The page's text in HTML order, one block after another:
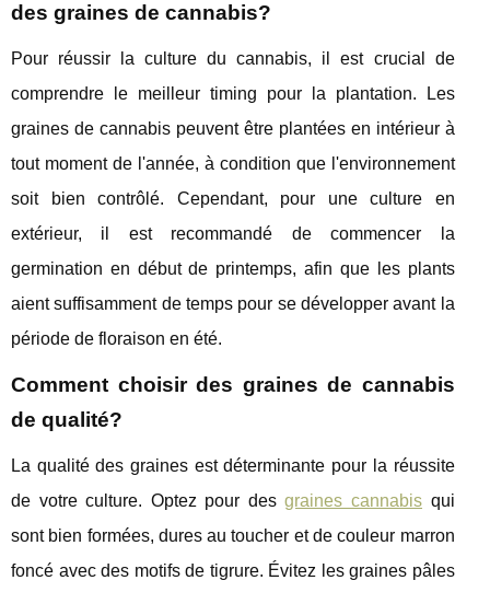
des graines de cannabis?
Pour réussir la culture du cannabis, il est crucial de
comprendre le meilleur timing pour la plantation. Les
graines de cannabis peuvent être plantées en intérieur à
tout moment de l'année, à condition que l'environnement
soit bien contrôlé. Cependant, pour une culture en
extérieur, il est recommandé de commencer la
germination en début de printemps, afin que les plants
aient suffisamment de temps pour se développer avant la
période de floraison en été.
Comment choisir des graines de cannabis
de qualité?
La qualité des graines est déterminante pour la réussite
de votre culture. Optez pour desgraines cannabis qui
sont bien formées, dures au toucher et de couleur marron
foncé avec des motifs de tigrure. Évitez les graines pâles